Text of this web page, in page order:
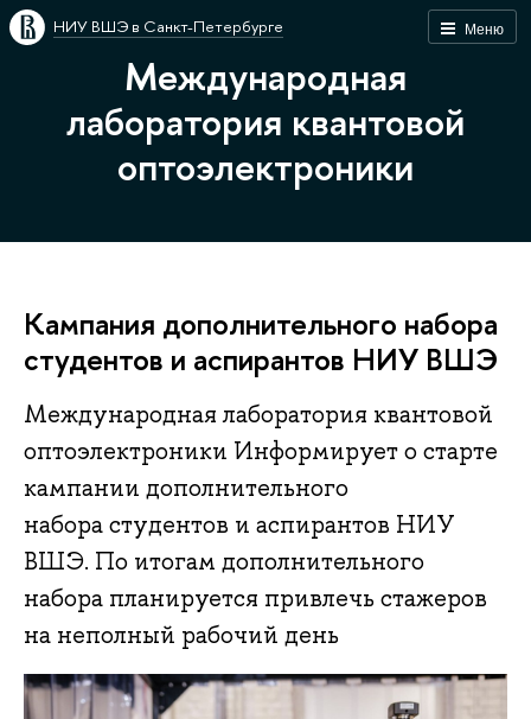
Меню
НИУ ВШЭ в Санкт-Петербурге
Международная
лаборатория квантовой
оптоэлектроники
Кампания дополнительного набора
студентов и аспирантов НИУ ВШЭ
Международная лаборатория квантовой
оптоэлектроники Информирует о старте
кампании дополнительного
набора студентов и аспирантов НИУ
ВШЭ. По итогам дополнительного
набора планируется привлечь стажеров
на неполный рабочий день